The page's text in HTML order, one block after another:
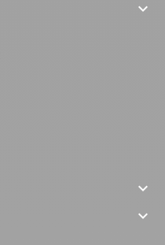


